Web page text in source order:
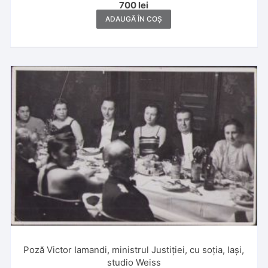
Motăș,1926-1930, Sinaia, Călimănești, Breaza, Poiana
Brașov, Nămăești, Sibiu, Moreni
700 lei
ADAUGĂ ÎN COȘ
Poză Victor Iamandi, ministrul Justiției, cu soția, Iași,
studio Weiss